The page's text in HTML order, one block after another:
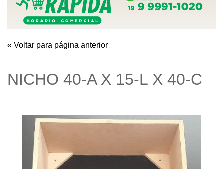
« Voltar para página anterior
NICHO 40-A X 15-L X 40-C